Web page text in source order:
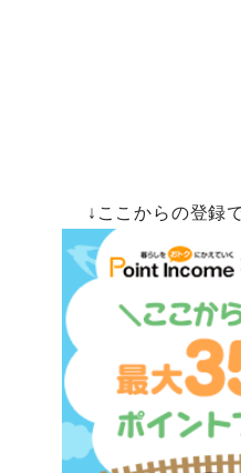
↓ここからの登録